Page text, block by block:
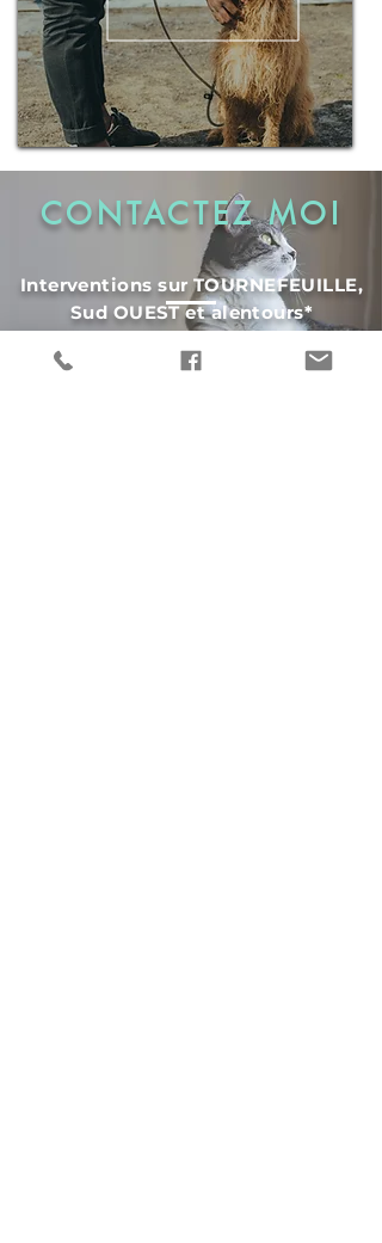
CONTACTEZ MOI
Interventions sur TOURNEFEUILLE,
Sud OUEST et alentours*